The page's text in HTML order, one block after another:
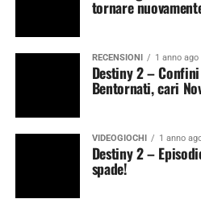
tornare
RECENSIONI 1 anno ago
Destiny 2 –
Bentornati, cari
VIDEOGIOCHI 1 anno
Destiny 2 –
spade!